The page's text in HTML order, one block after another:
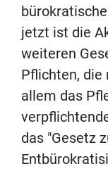
jetzt ist die
weiteren
Pflichten, die
allem das
das "Gesetz